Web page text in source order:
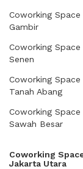
Coworking Space
Gambir
Coworking Space
Senen
Coworking Space
Tanah Abang
Coworking Space
Sawah Besar
Coworking
Jakarta Utara